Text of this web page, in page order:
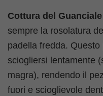
Cottura del
sempre la rosolatura
padella fredda.
sciogliersi lentamente
magra), rendendo il
fuori e scioglievole